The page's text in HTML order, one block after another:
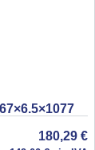
180,29 €